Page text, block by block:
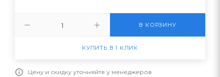
В КОРЗИНУ
КУПИТЬ В 1 КЛИК
Цену и скидку уточняйте у менеджеров